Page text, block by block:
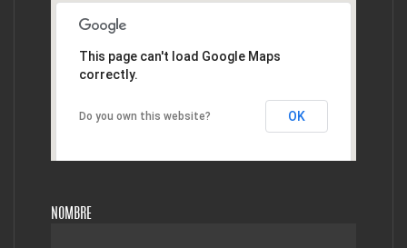
This page can't load Google Maps
correctly.
Do you own this website? OK
NOMBRE